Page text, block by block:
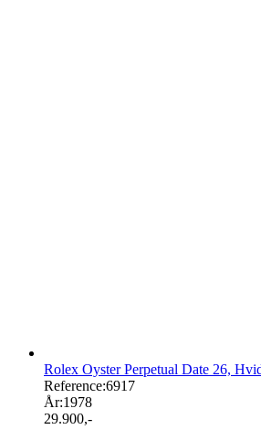
Rolex Oyster Perpetual Date 26,
Reference:6917
År:1978
29.900,-